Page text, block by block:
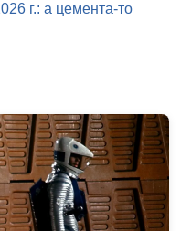
г.: а цемента-то